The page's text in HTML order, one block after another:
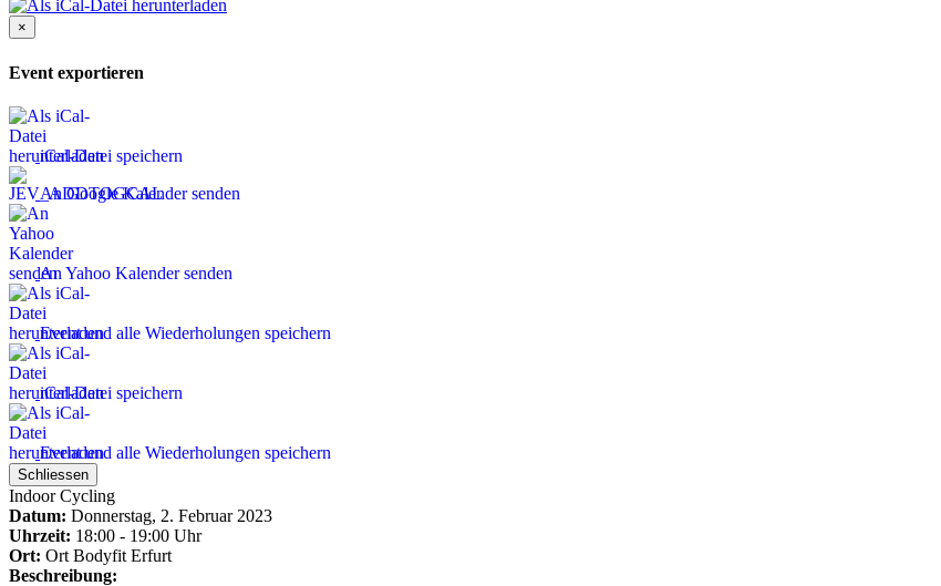
×
Event exportieren
iCal-Datei speichern
An Google Kalender senden
An Yahoo Kalender senden
Event und alle Wiederholungen speichern
iCal-Datei speichern
Event und alle Wiederholungen speichern
Schliessen
Indoor Cycling
Datum: Donnerstag, 2. Februar 2023
Uhrzeit: 18:00 - 19:00 Uhr
Ort: Ort Bodyfit Erfurt
Beschreibung: